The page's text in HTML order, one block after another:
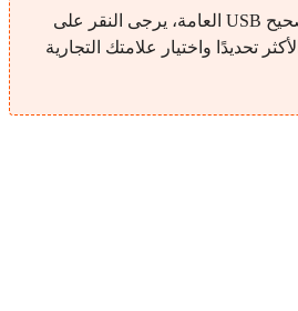
إذا لم تنجح إعدادات تصحيح USB العامة، يرجى النقر على
إعدادات تصحيح USB الأكثر تحديدًا واختيار علامتك التجارية